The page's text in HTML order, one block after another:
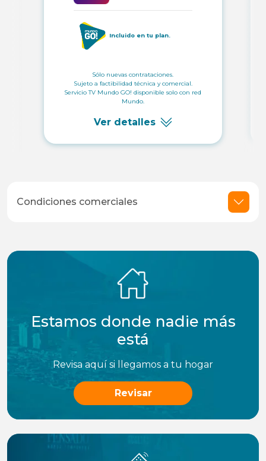
Incluido en tu plan.
Sólo nuevas contrataciones.
Sujeto a factibilidad técnica y comercial.
Servicio TV Mundo GO! disponible solo con red
Mundo.
Ver detalles
Condiciones comerciales
Estamos donde nadie más
está
Revisa aquí si llegamos a tu hogar
Revisar